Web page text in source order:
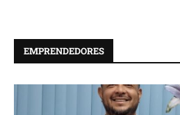
EMPRENDEDORES